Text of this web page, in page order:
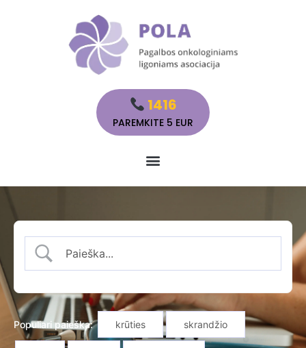
1416
PAREMKITE 5 EUR
Populiari paieška: krūties skrandžio